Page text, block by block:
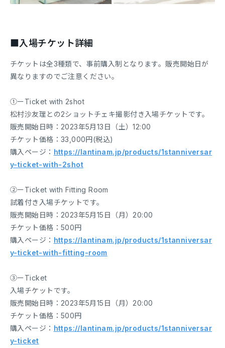
■入場チケット詳細
チケットは全3種類で、事前購入制となります。販売開始日が
異なりますのでご注意ください。
①ーTicket with 2shot
松村沙友理との2ショットチェキ撮影付き入場チケットです。
販売開始日時：2023年5月13日（土）12:00
チケット価格：33,000円(税込)
購入ページ： https://lantinam.jp/products/1stanniversar
y-ticket-with-2shot
②ーTicket with Fitting Room
試着付き入場チケットです。
販売開始日時：2023年5月15日（月）20:00
チケット価格：500円
購入ページ： https://lantinam.jp/products/1stanniversar
y-ticket-with-fitting-room
③ーTicket
入場チケットです。
販売開始日時：2023年5月15日（月）20:00
チケット価格：500円
購入ページ： https://lantinam.jp/products/1stanniversar
y-ticket